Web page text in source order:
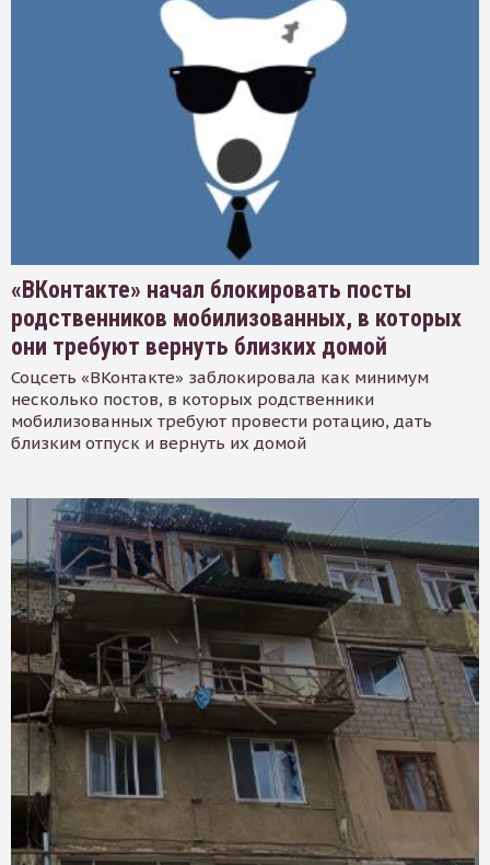
«ВКонтакте» начал блокировать посты
родственников мобилизованных, в которых
они требуют вернуть близких домой
Соцсеть «ВКонтакте» заблокировала как минимум
несколько постов, в которых родственники
мобилизованных требуют провести ротацию, дать
близким отпуск и вернуть их домой